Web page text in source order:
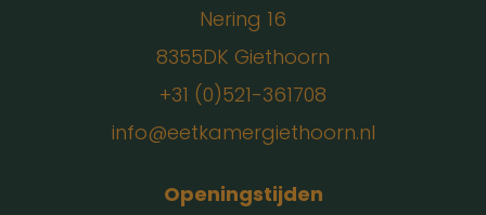
Nering 16
8355DK Giethoorn
+31 (0)521-361708
info@eetkamergiethoorn.nl
Openingstijden